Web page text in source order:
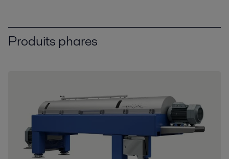
Produits phares